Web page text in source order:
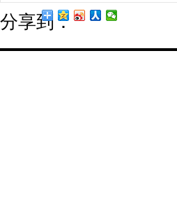
分享到：